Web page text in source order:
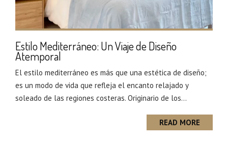
Estilo Mediterráneo: Un Viaje de Diseño
Atemporal
El estilo mediterráneo es más que una estética de diseño;
es un modo de vida que refleja el encanto relajado y
soleado de las regiones costeras. Originario de los...
READ MORE